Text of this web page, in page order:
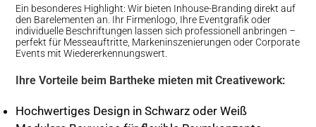
Ein besonderes Highlight: Wir bieten Inhouse-Branding direkt auf
den Barelementen an. Ihr Firmenlogo, Ihre Eventgrafik oder
individuelle Beschriftungen lassen sich professionell anbringen –
perfekt für Messeauftritte, Markeninszenierungen oder Corporate
Events mit Wiedererkennungswert.
Ihre Vorteile beim Bartheke mieten mit Creativework:
Hochwertiges Design in Schwarz oder Weiß